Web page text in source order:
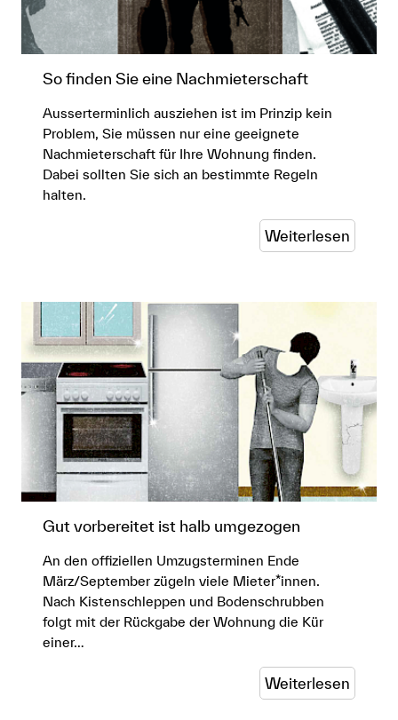
So finden Sie eine Nachmieterschaft
Ausserterminlich ausziehen ist im Prinzip kein
Problem, Sie müssen nur eine geeignete
Nachmieterschaft für Ihre Wohnung finden.
Dabei sollten Sie sich an bestimmte Regeln
halten.
Weiterlesen
Gut vorbereitet ist halb umgezogen
An den offiziellen Umzugsterminen Ende
März/September zügeln viele Mieter*innen.
Nach Kistenschleppen und Bodenschrubben
folgt mit der Rückgabe der Wohnung die Kür
einer…
Weiterlesen